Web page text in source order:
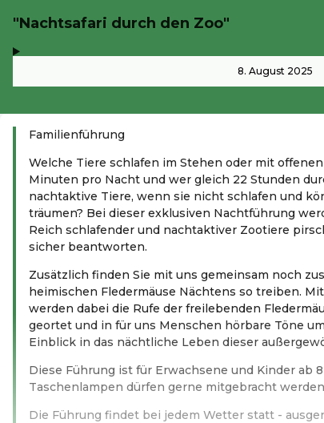
"Nachtsafari durch den Zoo"
8. August 2025
Familienführung
Welche Tiere schlafen im Stehen oder mit
Minuten pro Nacht und wer gleich 22 Stunden
nachtaktive Tiere, wenn sie nicht schlafen und
träumen? Bei dieser exklusiven Nachtführung
Reich schlafender und nachtaktiver Zootiere
sicher beantworten.
Zusätzlich finden Sie mit uns gemeinsam noch
heimischen Fledermäuse Nächtens so treiben.
werden dabei die Rufe der freilebenden
geortet und in für uns Menschen hörbare Töne
Einblick in das nächtliche Leben dieser
Diese Führung ist für Erwachsene und Kinder ab
Taschenlampen dürfen gerne mitgebracht
Die Führung findet bei jedem Wetter statt -